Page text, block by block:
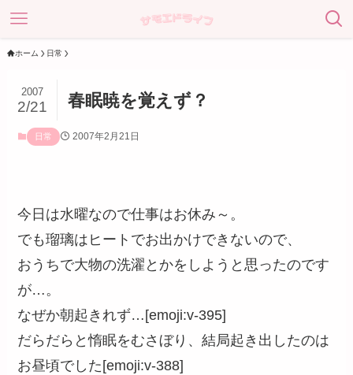
ホーム 日常
春眠暁を覚えず？
2007
2/21
日常 2007年2月21日
今日は水曜なので仕事はお休み～。
でも瑠璃はヒートでお出かけできないので、
おうちで大物の洗濯とかをしようと思ったのです
が…。
なぜか朝起きれず…[emoji:v-395]
だらだらと惰眠をむさぼり、結局起き出したのは
お昼頃でした[emoji:v-388]